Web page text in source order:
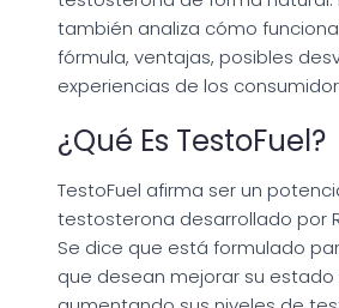
también analiza cómo funciona
fórmula, ventajas, posibles
experiencias de los
¿Qué Es TestoFuel?
TestoFuel afirma ser un
testosterona desarrollado por
Se dice que está formulado
que desean mejorar su estado